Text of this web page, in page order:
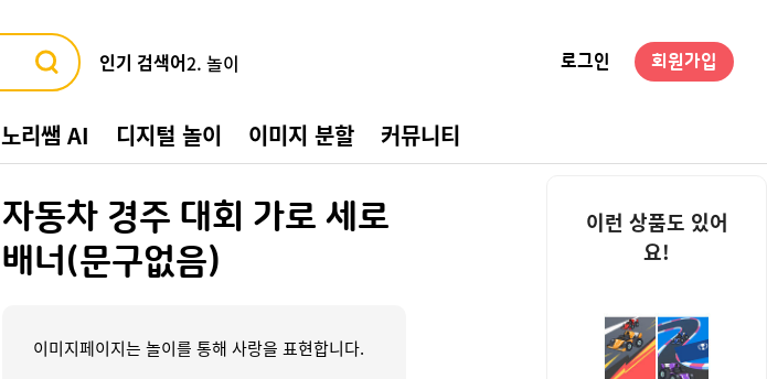
인기 검색어2. 놀이
5. 동물
6. 수박
8. 교통기관
9. 물놀이
10. 수영장
로그인 회원가입
노리쌤 AI 디지털 놀이 이미지 분할 커뮤니티
자동차 경주 대회 가로 세로
배너(문구없음)
이미지페이지는 놀이를 통해 사랑을 표현합니다.
이런 상품도 있어
요!